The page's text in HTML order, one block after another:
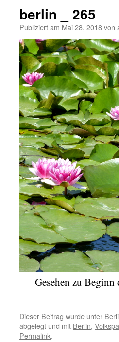
berlin _ 265
Publiziert am Mai 28, 2018von
Gesehen zu
Dieser Beitrag wurde unter
abgelegt und mit Berlin,
Permalink.